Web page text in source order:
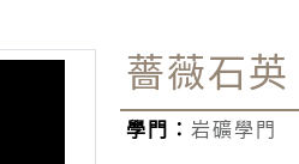
薔薇石英
學門： 岩礦學門